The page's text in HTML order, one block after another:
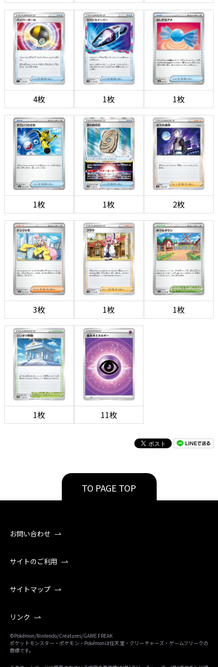
4枚 1枚 1枚
1枚 1枚 2枚
3枚 1枚 1枚
1枚 11枚
TO PAGE TOP
お問い合わせ
サイトのご利用
サイトマップ
リンク
©Pokémon/Nintendo/Creatures/GAME FREAK
ポケットモンスター・ポケモン・Pokémonは任天堂・クリーチャーズ・ゲームフリークの
商標です。